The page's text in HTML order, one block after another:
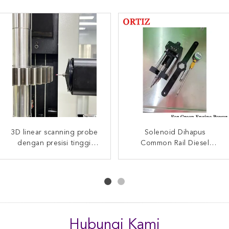
3D linear scanning probe
dengan presisi tinggi
Solenoid Dihapus
Common Rail Diesel
Diesel 095000-1211
Komatsu Excavator
Alat Penghilang Umum Rel
Industrial Jenis
Hubungi Kami